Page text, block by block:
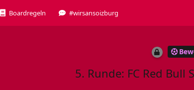
Boardregeln #wirsansoizburg
5. Runde: FC Red Bull